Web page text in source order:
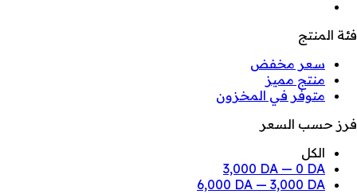
فئة المنتج
سعر مخفض
منتج مميز
متوفر في المخزون
فرز حسب السعر
الكل
0 DA
—
3,000 DA
3,000 DA
—
6,000 DA